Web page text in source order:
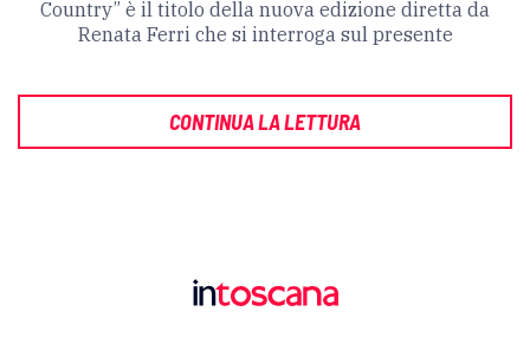
Country” è il titolo della nuova edizione diretta da
Renata Ferri che si interroga sul presente
CONTINUA LA LETTURA